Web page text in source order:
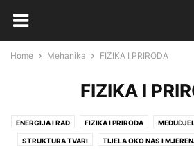
Home Mehanika FIZIKA I PRIRODA
FIZIKA I
ENERGIJA I RAD FIZIKA I PRIRODA
STRUKTURA TVARI TIJELA OKO NAS I